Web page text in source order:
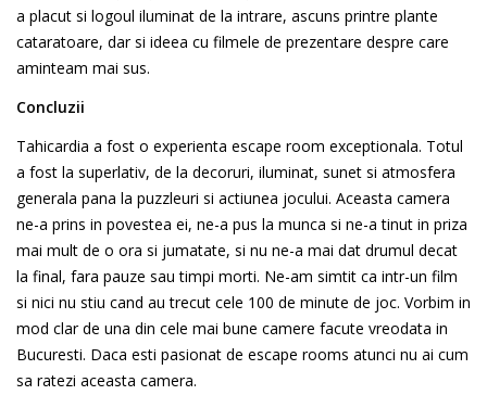
a placut si logoul iluminat de la intrare, ascuns printre plante
cataratoare, dar si ideea cu filmele de prezentare despre care
aminteam mai sus.
Concluzii
Tahicardia a fost o experienta escape room exceptionala. Totul
a fost la superlativ, de la decoruri, iluminat, sunet si atmosfera
generala pana la puzzleuri si actiunea jocului. Aceasta camera
ne-a prins in povestea ei, ne-a pus la munca si ne-a tinut in priza
mai mult de o ora si jumatate, si nu ne-a mai dat drumul decat
la final, fara pauze sau timpi morti. Ne-am simtit ca intr-un film
si nici nu stiu cand au trecut cele 100 de minute de joc. Vorbim in
mod clar de una din cele mai bune camere facute vreodata in
Bucuresti. Daca esti pasionat de escape rooms atunci nu ai cum
sa ratezi aceasta camera.